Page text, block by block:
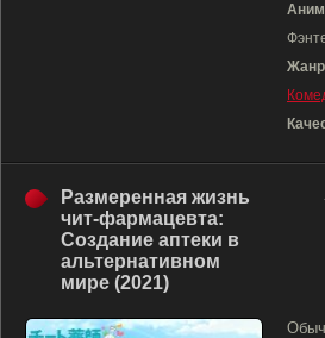
Размеренная жизнь
чит-фармацевта:
Создание аптеки в
альтернативном
мире (2021)